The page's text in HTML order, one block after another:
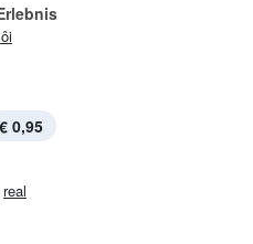
€ 0,95
real